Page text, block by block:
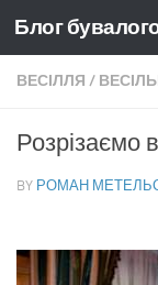
Skip to content
Блог
ВЕСІЛЛЯ /
Розрізаємо
BY РОМАН